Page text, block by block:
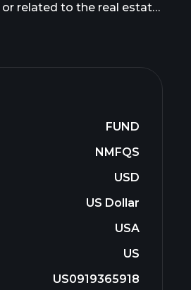
related to the real estate
FUND
NMFQS
USD
US Dollar
USA
US
US0919365918